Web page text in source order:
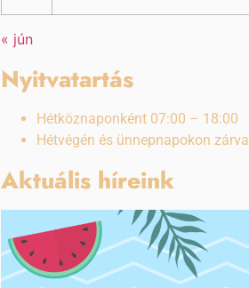
« jún
Nyitvatartás
Hétköznaponként 07:00 – 18:00
Hétvégén és ünnepnapokon zárva
Aktuális híreink